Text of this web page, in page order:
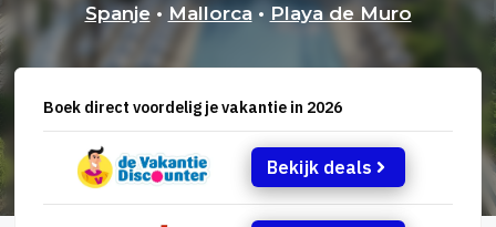
Spanje• Mallorca• Playa de Muro
Boek direct voordelig je vakantie in 2026
Bekijk deals